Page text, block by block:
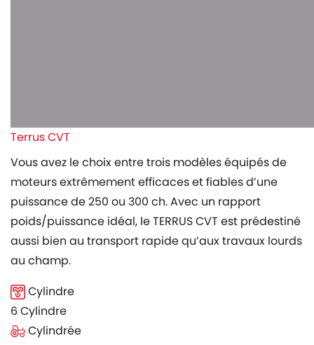
Terrus CVT
Vous avez le choix entre trois modèles équipés de
moteurs extrêmement efficaces et fiables d’une
puissance de 250 ou 300 ch. Avec un rapport
poids/puissance idéal, le TERRUS CVT est prédestiné
aussi bien au transport rapide qu’aux travaux lourds
au champ.
Cylindre
6 Cylindre
Cylindrée